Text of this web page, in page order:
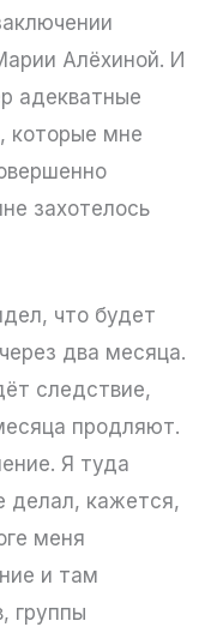
Алёхиной. И
адекватные
которые мне
захотелось
что будет
два месяца.
следствие,
продляют.
Я туда
делал, кажется,
меня
и там
группы